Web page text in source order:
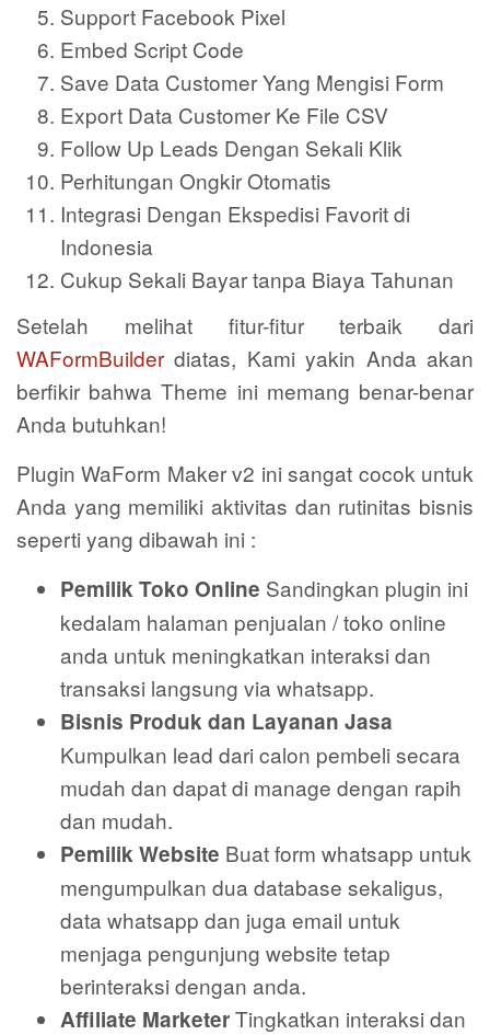
Support Facebook Pixel
Embed Script Code
Save Data Customer Yang Mengisi Form
Export Data Customer Ke File CSV
Follow Up Leads Dengan Sekali Klik
Perhitungan Ongkir Otomatis
Integrasi Dengan Ekspedisi Favorit di
Indonesia
Cukup Sekali Bayar tanpa Biaya Tahunan
Setelah melihat fitur-fitur terbaik dari
WAFormBuilder diatas, Kami yakin Anda akan
berfikir bahwa Theme ini memang benar-benar
Anda butuhkan!
Plugin WaForm Maker v2 ini sangat cocok untuk
Anda yang memiliki aktivitas dan rutinitas bisnis
seperti yang dibawah ini :
Pemilik Toko Online Sandingkan plugin ini
kedalam halaman penjualan / toko online
anda untuk meningkatkan interaksi dan
transaksi langsung via whatsapp.
Bisnis Produk dan Layanan Jasa
Kumpulkan lead dari calon pembeli secara
mudah dan dapat di manage dengan rapih
dan mudah.
Pemilik Website Buat form whatsapp untuk
mengumpulkan dua database sekaligus,
data whatsapp dan juga email untuk
menjaga pengunjung website tetap
berinteraksi dengan anda.
Affiliate MarketerTingkatkan interaksi dan